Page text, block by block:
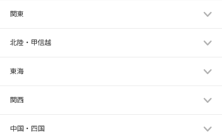
関東
北陸・甲信越
東海
関西
中国・四国